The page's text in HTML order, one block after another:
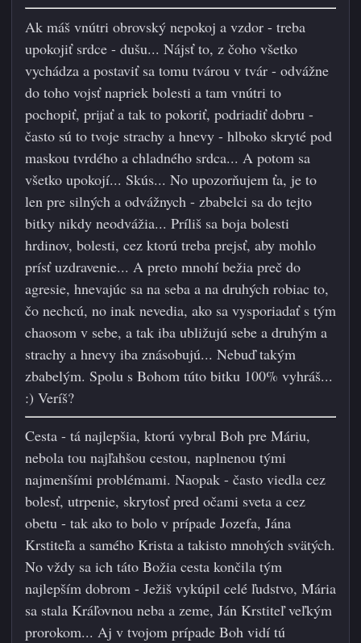
Ak máš vnútri obrovský nepokoj a vzdor - treba
upokojiť srdce - dušu... Nájsť to, z čoho všetko
vychádza a postaviť sa tomu tvárou v tvár - odvážne
do toho vojsť napriek bolesti a tam vnútri to
pochopiť, prijať a tak to pokoriť, podriadiť dobru -
často sú to tvoje strachy a hnevy - hlboko skryté pod
maskou tvrdého a chladného srdca... A potom sa
všetko upokojí... Skús... No upozorňujem ťa, je to
len pre silných a odvážnych - zbabelci sa do tejto
bitky nikdy neodvážia... Príliš sa boja bolesti
hrdinov, bolesti, cez ktorú treba prejsť, aby mohlo
prísť uzdravenie... A preto mnohí bežia preč do
agresie, hnevajúc sa na seba a na druhých robiac to,
čo nechcú, no inak nevedia, ako sa vysporiadať s tým
chaosom v sebe, a tak iba ubližujú sebe a druhým a
strachy a hnevy iba znásobujú... Nebuď takým
zbabelým. Spolu s Bohom túto bitku 100% vyhráš...
:) Veríš?
Cesta - tá najlepšia, ktorú vybral Boh pre Máriu,
nebola tou najľahšou cestou, naplnenou tými
najmenšími problémami. Naopak - často viedla cez
bolesť, utrpenie, skrytosť pred očami sveta a cez
obetu - tak ako to bolo v prípade Jozefa, Jána
Krstiteľa a samého Krista a takisto mnohých svätých.
No vždy sa ich táto Božia cesta končila tým
najlepším dobrom - Ježiš vykúpil celé ľudstvo, Mária
sa stala Kráľovnou neba a zeme, Ján Krstiteľ veľkým
prorokom... Aj v tvojom prípade Boh vidí tú